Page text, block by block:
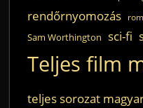
rendőrnyomozás
Sam Worthington sci-fi
Teljes film
teljes sorozat